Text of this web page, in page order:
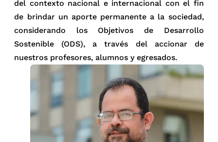
del contexto nacional e internacional con el fin
de brindar un aporte permanente a la sociedad,
considerando los Objetivos de Desarrollo
Sostenible (ODS), a través del accionar de
nuestros profesores, alumnos y egresados.